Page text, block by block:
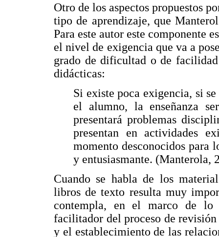
Otro de los aspectos propuestos
tipo de aprendizaje, que
Para este autor este componente
el nivel de exigencia que va a
grado de dificultad o de
didácticas:
Si existe poca exigencia, si
el alumno, la enseñanza
presentará problemas
presentan en actividades
momento desconocidos para
y entusiasmante. (Manterola,
Cuando se habla de los
libros de texto resulta muy
contempla, en el marco de lo
facilitador del proceso de
y el establecimiento de las